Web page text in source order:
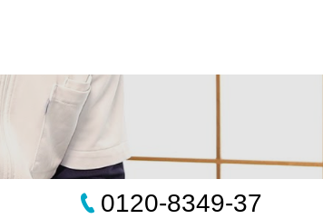
0120-8349-37